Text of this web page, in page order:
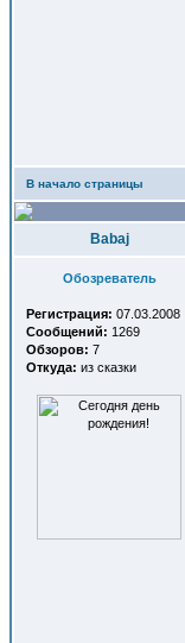
В начало страницы
Babaj
Обозреватель
Регистрация: 07.03.2008
Сообщений: 1269
Обзоров: 7
Откуда: из сказки